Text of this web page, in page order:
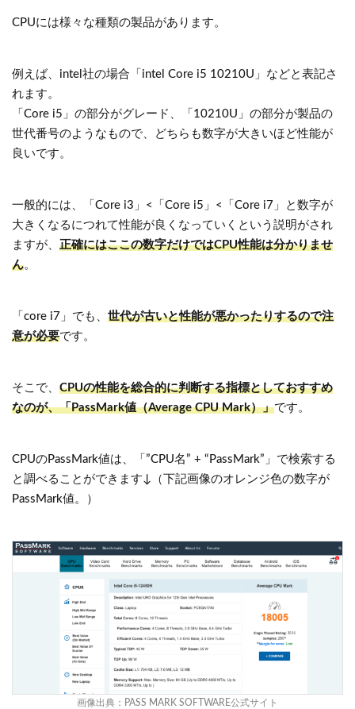
CPUには様々な種類の製品があります。
例えば、intel社の場合「intel Core i5 10210U」などと表記さ
れます。
「Core i5」の部分がグレード、「10210U」の部分が製品の
世代番号のようなもので、どちらも数字が大きいほど性能が
良いです。
一般的には、「Core i3」<「Core i5」<「Core i7」と数字が
大きくなるにつれて性能が良くなっていくという説明がされ
ますが、 正確にはここの数字だけではCPU性能は分かりませ
ん。
「core i7」でも、 世代が古いと性能が悪かったりするので注
意が必要です。
そこで、 CPUの性能を総合的に判断する指標としておすすめ
なのが、「PassMark値（Average CPU Mark）」です。
CPUのPassMark値は、「”CPU名” + “PassMark”」で検索する
と調べることができます↓（下記画像のオレンジ色の数字が
PassMark値。）
画像出典： PASS MARK SOFTWARE公式サイト